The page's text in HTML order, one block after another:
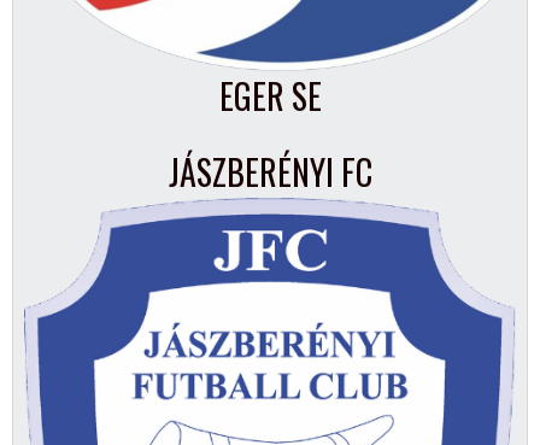
EGER SE
JÁSZBERÉNYI FC